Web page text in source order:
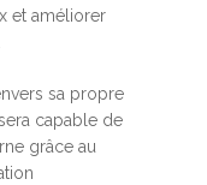
et améliorer
sa propre
capable de
grâce au